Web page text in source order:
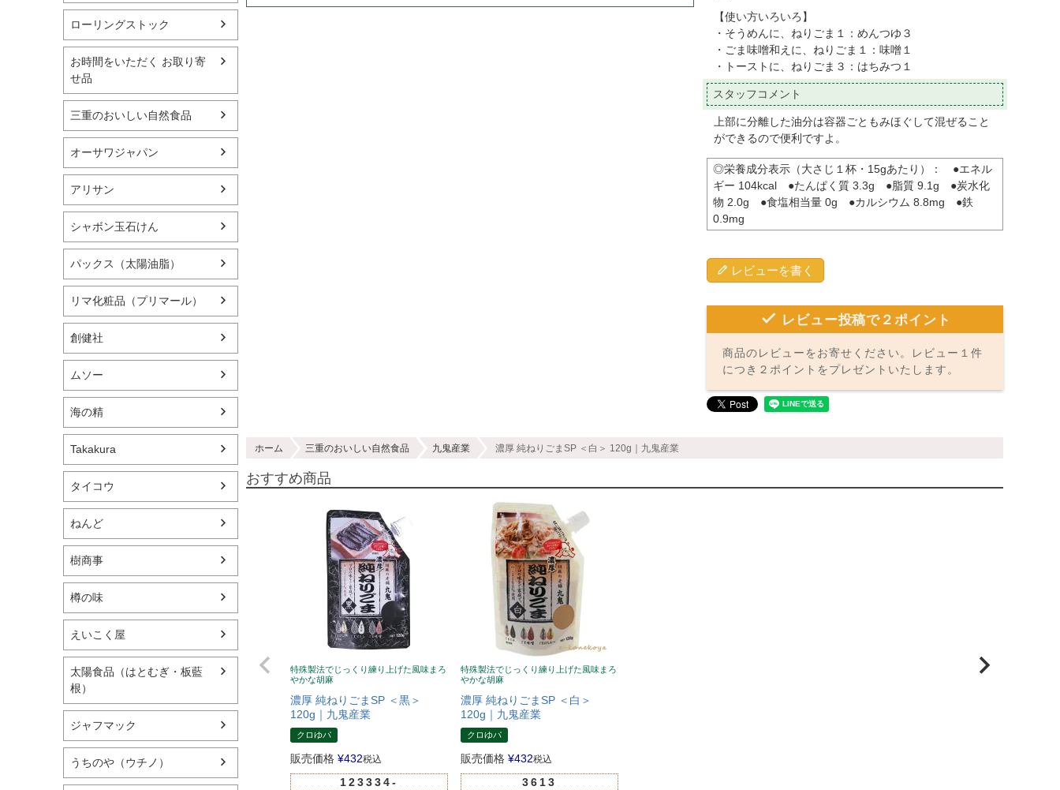
ローリングストック
お時間をいただく お取り寄
せ品
三重のおいしい自然食品
オーサワジャパン
アリサン
シャボン玉石けん
パックス（太陽油脂）
リマ化粧品（プリマール）
創健社
ムソー
海の精
Takakura
タイコウ
ねんど
樹商事
樽の味
えいこく屋
太陽食品（はとむぎ・板藍
根）
ジャフマック
うちのや（ウチノ）
【使い方いろいろ】
・そうめんに、ねりごま１：めんつゆ３
・ごま味噌和えに、ねりごま１：味噌１
・トーストに、ねりごま３：はちみつ１
スタッフコメント
上部に分離した油分は容器ごともみほぐして混ぜること
ができるので便利ですよ。
◎栄養成分表示（大さじ１杯・15gあたり）： ●エネル
ギー 104kcal ●たんぱく質 3.3g ●脂質 9.1g ●炭水化
物 2.0g ●食塩相当量 0g ●カルシウム 8.8mg ●鉄
0.9mg
レビューを書く
レビュー投稿で２ポイント
商品のレビューをお寄せください。レビュー１件
につき２ポイントをプレゼントいたします。
ホーム 三重のおいしい自然食品 九鬼産業 濃厚 純ねりごまSP ＜白＞ 120g｜九鬼産業
おすすめ商品
特殊製法でじっくり練り上げた風味まろ
やかな胡麻
濃厚 純ねりごまSP ＜黒＞
120g｜九鬼産業
クロゆパ
販売価格 ¥432税込
123334-
特殊製法でじっくり練り上げた風味まろ
やかな胡麻
濃厚 純ねりごまSP ＜白＞
120g｜九鬼産業
クロゆパ
販売価格 ¥432税込
3613